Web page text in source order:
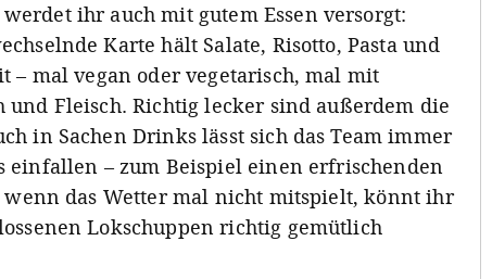
ihr auch mit gutem Essen versorgt:
Karte hält Salate, Risotto, Pasta und
– mal vegan oder vegetarisch, mal mit
und Fleisch. Richtig lecker sind außerdem die
in Sachen Drinks lässt sich das Team immer
einfallen – zum Beispiel einen erfrischenden
das Wetter mal nicht mitspielt, könnt ihr
Lokschuppen richtig gemütlich